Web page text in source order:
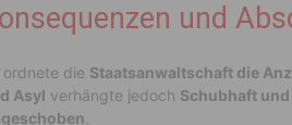
und
die Staatsanwaltschaft die
Asyl verhängte jedoch Schubhaft